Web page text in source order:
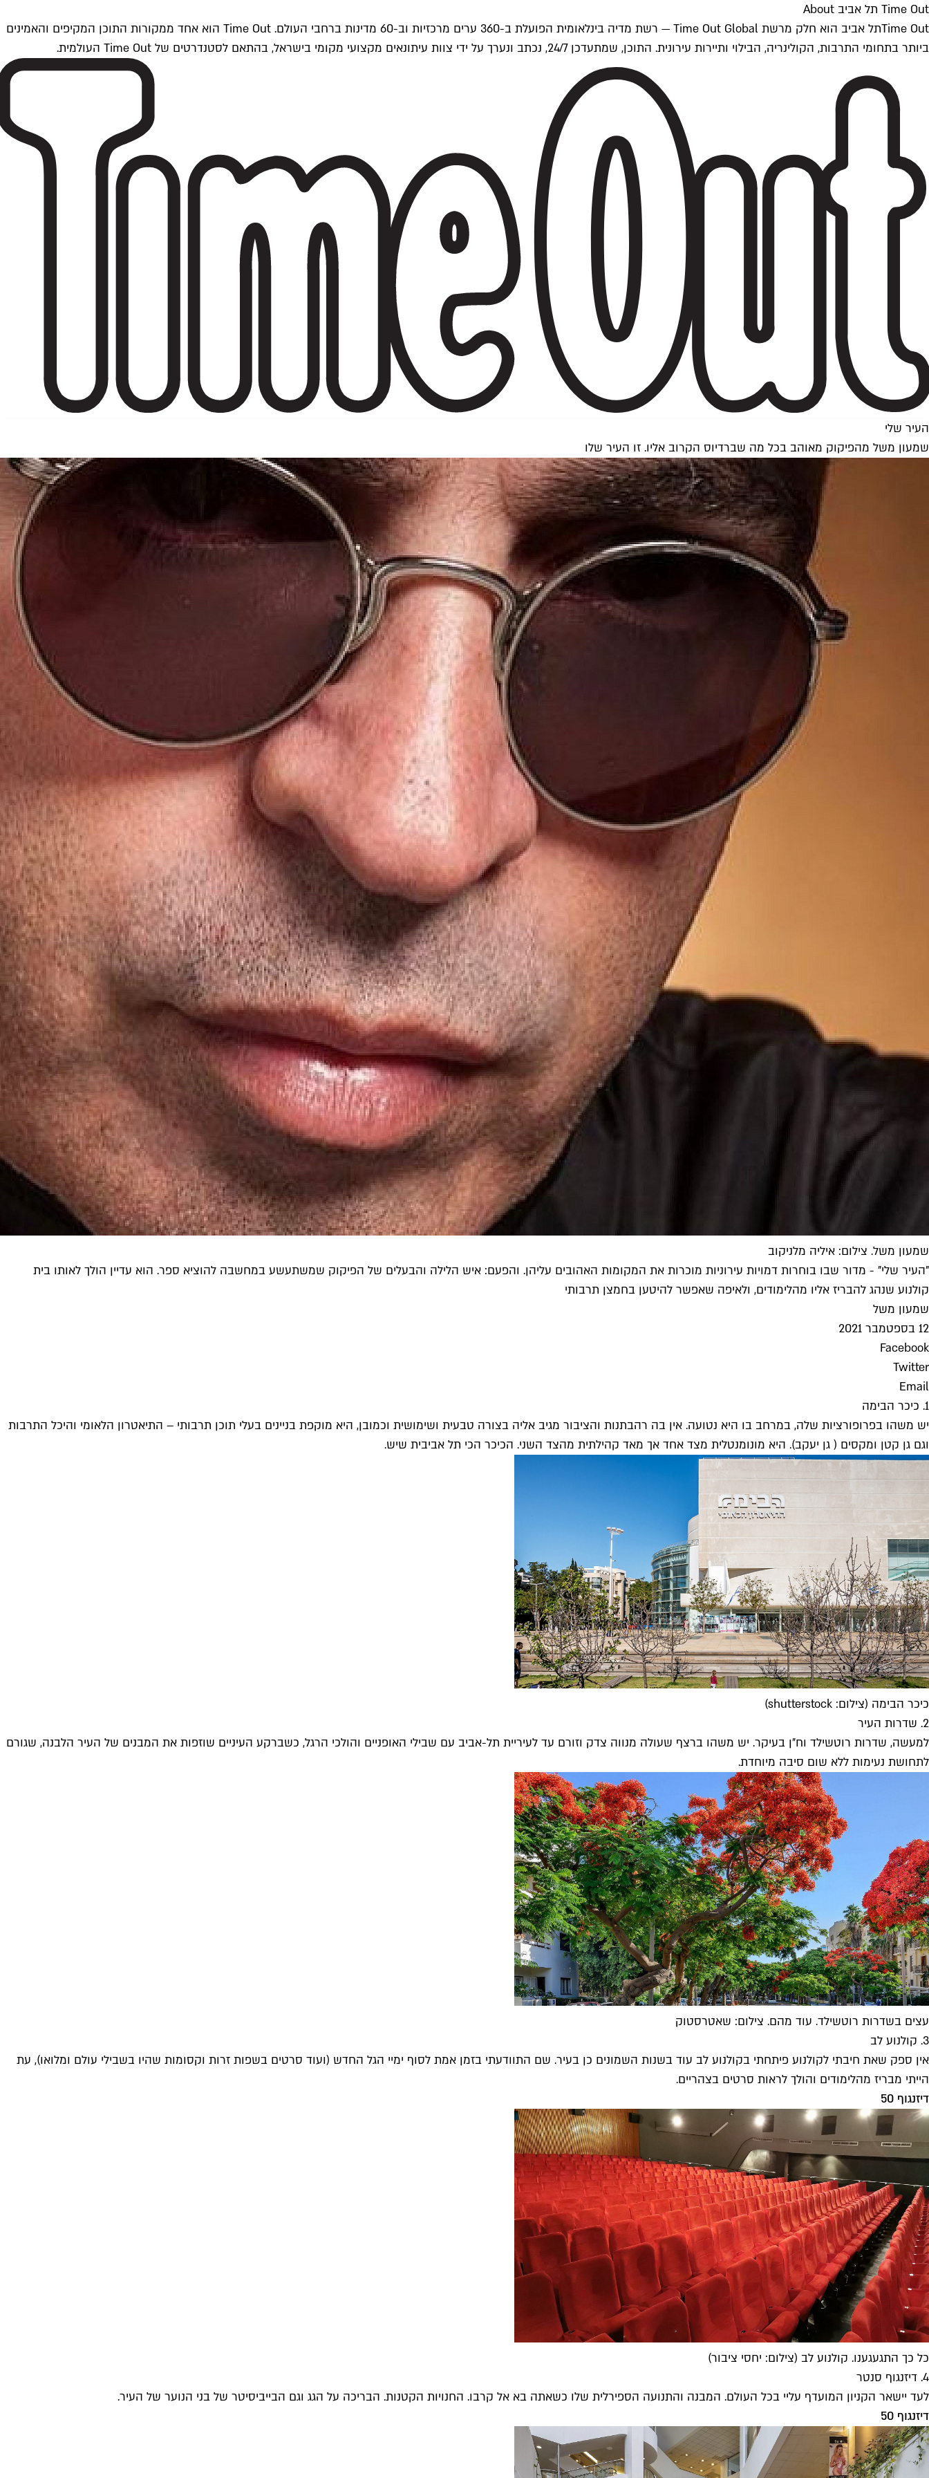
Time Out תל אביב About
Time Outתל אביב הוא חלק מרשת Time Out Global — רשת מדיה בינלאומית הפועלת ב-360 ערים מרכזיות וב-60 מדינות ברחבי העולם. Time Out הוא אחד ממקורות התוכן המקיפים והאמינים
ביותר בתחומי התרבות, הקולינריה, הבילוי ותיירות עירונית. התוכן, שמתעדכן 24/7, נכתב ונערך על ידי צוות עיתונאים מקצועי מקומי בישראל, בהתאם לסטנדרטים של Time Out העולמית.
העיר שלי
שמעון משל מהפיקוק מאוהב בכל מה שברדיוס הקרוב אליו. זו העיר שלו
שמעון משל. צילום: איליה מלניקוב
"העיר שלי" - מדור שבו בוחרות דמויות עירוניות מוכרות את המקומות האהובים עליהן. והפעם: איש הלילה והבעלים של הפיקוק שמשתעשע במחשבה להוציא ספר. הוא עדיין הולך לאותו בית
קולנוע שנהג להבריז אליו מהלימודים, ולאיפה שאפשר להיטען בחמצן תרבותי
שמעון משל
12 בספטמבר 2021
Facebook
Twitter
Email
1. כיכר הבימה
יש משהו בפרופורציות שלה, במרחב בו היא נטועה. אין בה רהבתנות והציבור מגיב אליה בצורה טבעית ושימושית וכמובן, היא מוקפת בניינים בעלי תוכן תרבותי – התיאטרון הלאומי והיכל התרבות
וגם גן קטן ומקסים ( גן יעקב). היא מונומנטלית מצד אחד אך מאד קהילתית מהצד השני. הכיכר הכי תל אביבית שיש.
כיכר הבימה (צילום: shutterstock)
2. שדרות העיר
למעשה, שדרות רוטשילד וח״ן בעיקר. יש משהו ברצף שעולה מנווה צדק וזורם עד לעיריית תל-אביב עם שבילי האופניים והולכי הרגל, כשברקע העיניים שוזפות את המבנים של העיר הלבנה, שגורם
לתחושת נעימות ללא שום סיבה מיוחדת.
עצים בשדרות רוטשילד. עוד מהם. צילום: שאטרסטוק
3. קולנוע לב
אין ספק שאת חיבתי לקולנוע פיתחתי בקולנוע לב עוד בשנות השמונים כן בעיר. שם התוודעתי בזמן אמת לסוף ימיי הגל החדש (ועוד סרטים בשפות זרות וקסומות שהיו בשבילי עולם ומלואו), עת
הייתי מבריז מהלימודים והולך לראות סרטים בצהריים.
דיזנגוף 50
כל כך התגעגענו. קולנוע לב (צילום: יחסי ציבור)
4. דיזנגוף סנטר
לעד יישאר הקניון המועדף עליי בכל העולם. המבנה והתנועה הספירלית שלו כשאתה בא אל קרבו. החנויות הקטנות. הבריכה על הגג וגם הבייביסיטר של בני הנוער של העיר.
דיזנגוף 50